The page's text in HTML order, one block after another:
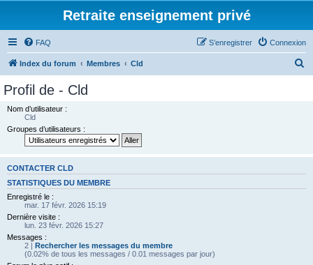
Retraite enseignement privé
FAQ Connexion
S’enregistrer
Index du forum Membres Cld
Profil de - Cld
Nom d’utilisateur :
Cld
Groupes d’utilisateurs :
CONTACTER CLD
STATISTIQUES DU MEMBRE
Enregistré le :
mar. 17 févr. 2026 15:19
Dernière visite :
lun. 23 févr. 2026 15:27
Messages :
2 | Rechercher les messages du membre
(0.02% de tous les messages / 0.01 messages par jour)